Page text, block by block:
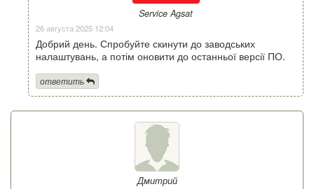
Service Agsat
26 августа 2025 12:04
Добрий день. Спробуйте скинути до заводських
налаштувань, а потім оновити до останньої версії ПО.
ответить
Дмитрий